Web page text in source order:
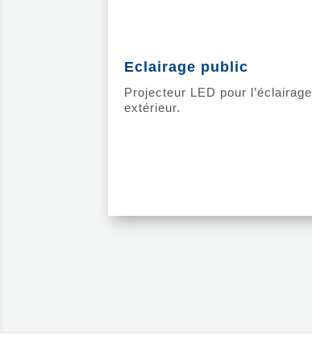
Eclairage public
Projecteur LED pour l’éclairage
extérieur.